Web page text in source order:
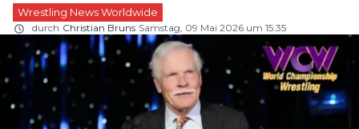
Wrestling News Worldwide
durch Christian Bruns Samstag, 09 Mai 2026 um 15:35